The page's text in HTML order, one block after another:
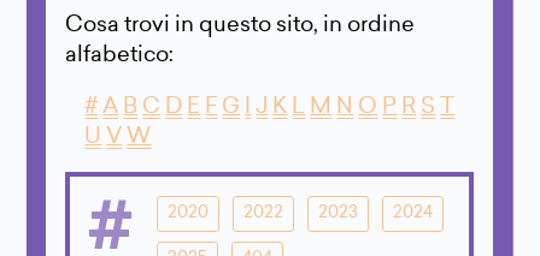
Cosa trovi in questo sito, in ordine
alfabetico:
# A B C D E F G J K L M N O P R S
U V W
# 2020 2022 2023 2024